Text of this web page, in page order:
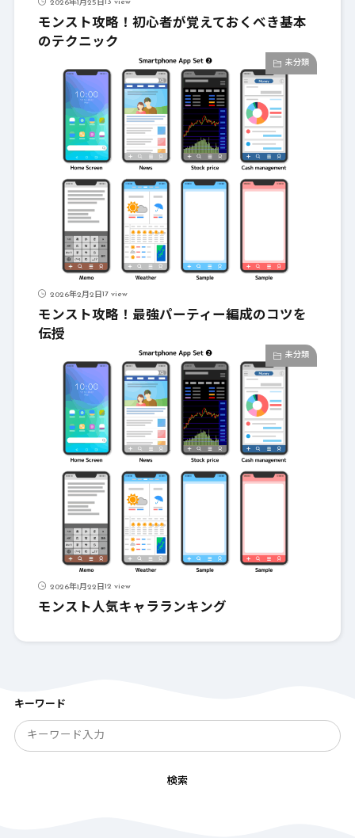
2026年1月25日13 view
モンスト攻略！初心者が覚えておくべき基本
のテクニック
未分類
2026年2月2日17 view
モンスト攻略！最強パーティー編成のコツを
伝授
未分類
2026年1月22日12 view
モンスト人気キャラランキング
キーワード
検索